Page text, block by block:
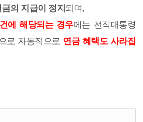
의 지급이 정지 되며,
에 해당되는 경우에는 전직대통령
로 자동적으로 연금 혜택도 사라집